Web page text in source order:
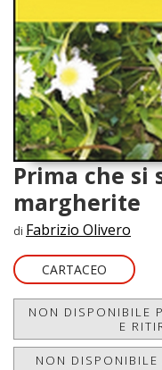
Prima che si
margherite
di Fabrizio Olivero
CARTACEO
NON DISPONIBILE
E
NON